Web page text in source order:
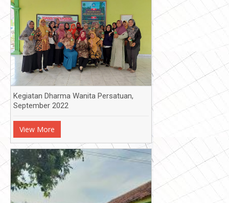
Kegiatan Dharma Wanita Persatuan,
September 2022
View More